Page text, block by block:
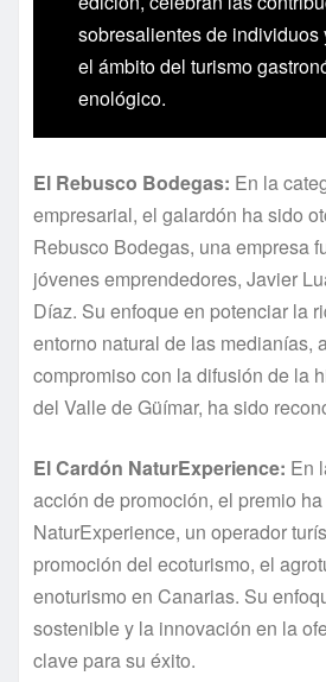
sobresalientes de individuos
el ámbito del turismo
enológico.
El Rebusco Bodegas: En la
empresarial, el galardón ha sido
Rebusco Bodegas, una empresa
jóvenes emprendedores, Javier
Díaz. Su enfoque en potenciar la
entorno natural de las medianías,
compromiso con la difusión de la
del Valle de Güímar, ha sido
El Cardón NaturExperience: En
acción de promoción, el premio
NaturExperience, un operador
promoción del ecoturismo, el
enoturismo en Canarias. Su
sostenible y la innovación en la
clave para su éxito.